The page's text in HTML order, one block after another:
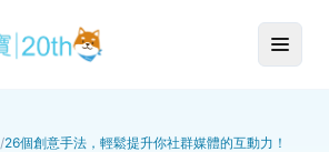
/26個創意手法，輕鬆提升你社群媒體的互動力！